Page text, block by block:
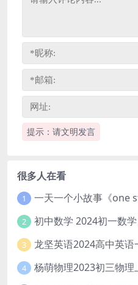
提示：请文明发言
很多人在看
1
2
3 龙坚英语2024高中英
4